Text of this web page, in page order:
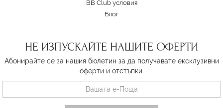
BB Club условия
Блог
НЕ ИЗПУСКАЙТЕ НАШИТЕ ОФЕРТИ
Абонирайте се за нашия бюлетин за да получавате ексклузивни
оферти и отстъпки.